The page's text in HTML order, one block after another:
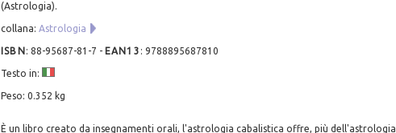
(Astrologia).
collana: Astrologia
ISBN : 88-95687-81-7 - EAN13 : 9788895687810
Testo in:
Peso: 0.352 kg
È un libro creato da insegnamenti orali, l'astrologia cabalistica offre, più